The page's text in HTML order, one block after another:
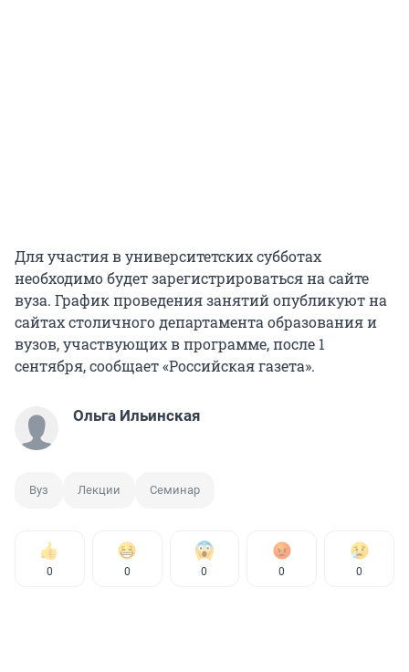
Для участия в университетских субботах
необходимо будет зарегистрироваться на сайте
вуза. График проведения занятий опубликуют на
сайтах столичного департамента образования и
вузов, участвующих в программе, после 1
сентября, сообщает «Российская газета».
Ольга Ильинская
Вуз Лекции Семинар
0 0 0 0 0